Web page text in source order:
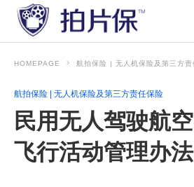
HOMEPAGE 航拍保险 | 无人机保险及第三方责
航拍保险 | 无人机保险及第三方责任保险
民用无人驾驶航
飞行活动管理办法